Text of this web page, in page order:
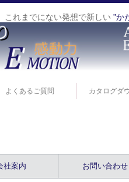
これまでにない発想で新しい ”か
よくあるご質問 カタログダ
社案内 お問い合わせ